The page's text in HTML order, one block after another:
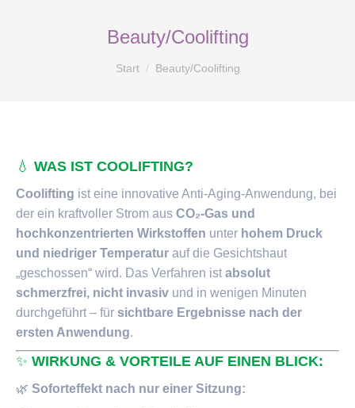
Beauty/Coolifting
Start Beauty/Coolifting
💧 WAS IST COOLIFTING?
Coolifting ist eine innovative Anti-Aging-Anwendung, bei
der ein kraftvoller Strom aus CO₂-Gas und
hochkonzentrierten Wirkstoffen unter hohem Druck
und niedriger Temperatur auf die Gesichtshaut
„geschossen“ wird. Das Verfahren ist absolut
schmerzfrei, nicht invasiv und in wenigen Minuten
durchgeführt – für sichtbare Ergebnisse nach der
ersten Anwendung.
✨ WIRKUNG & VORTEILE AUF EINEN BLICK:
🌿 Soforteffekt nach nur einer Sitzung: